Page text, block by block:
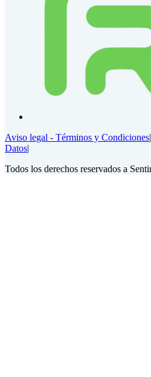
Aviso legal - Términos y Condiciones|
Datos|
Todos los derechos reservados a